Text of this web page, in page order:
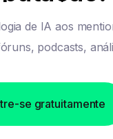
de IA aos
podcasts,
se gratuitamente